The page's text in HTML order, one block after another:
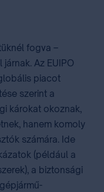
fogva –
Az EUIPO
piacot
szerint a
károkat okoznak,
hanem komoly
számára. Ide
(például a
a biztonsági